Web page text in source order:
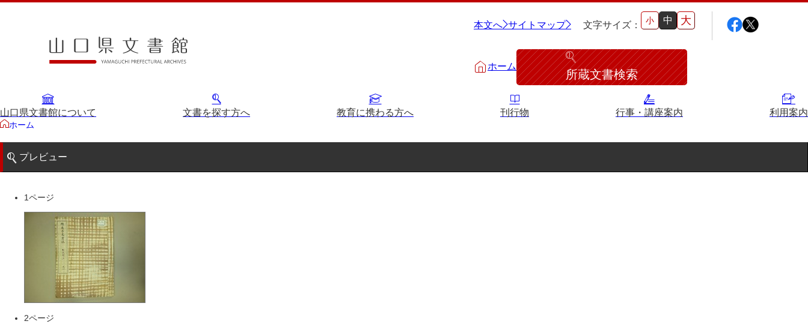
本文へ サイトマップ 文字サイズ： 小 中 大
ホーム
所蔵文書検索
山口県文書館について 文書を探す方へ 教育に携わる方へ 刊行物 行事・講座案内 利用案内
ホーム
プレビュー
1ページ
2ページ